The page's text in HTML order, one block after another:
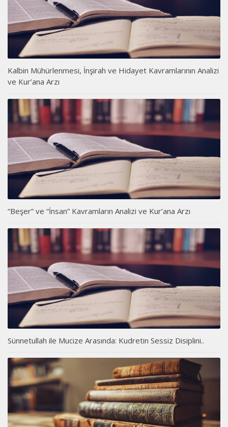
Kalbin Mühürlenmesi, İnşirah ve Hidayet Kavramlarının Analizi
ve Kur’ana Arzı
“Beşer” ve “İnsan” Kavramların Analizi ve Kur’ana Arzı
Sünnetullah ile Mucize Arasında: Kudretin Sessiz Disiplini..